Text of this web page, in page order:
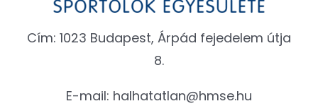
Cím: 1023 Budapest, Árpád fejedelem útja
8.
E-mail: halhatatlan@hmse.hu